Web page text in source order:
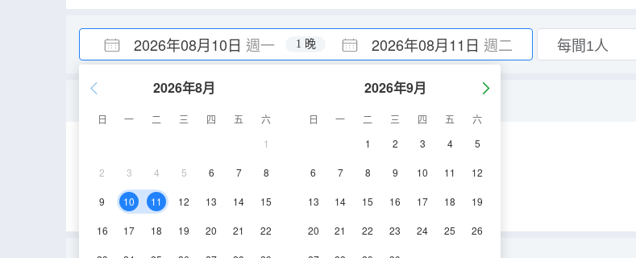
2026年08月10日 週一 2026年08月11日 週二
1 晚
2026年8月
日 一 二 三 四 五
六
1
2 3 4 5 6 7 8
9 10 11 12 13 14 15
16 17 18 19 20 21 22
2026年9月
日 一 二 三 四 五
六
1
2 3 4 5
6 7 8 9 10 11 12
13 14 15 16 17 18 19
20 21 22 23 24 25 26